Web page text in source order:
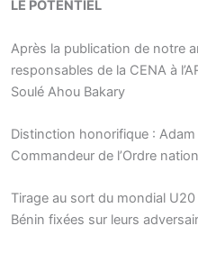
LE POTENTIEL
Après la publication de notre
responsables de la CENA à
Soulé Ahou Bakary
Distinction honorifique :
Commandeur de l’Ordre
Tirage au sort du mondial
Bénin fixées sur leurs